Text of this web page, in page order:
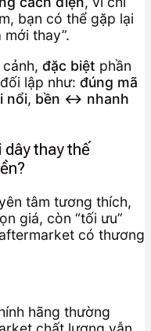
bạn có thể gặp lại
thay”.
đặc biệt phần
lập như: đúng mã
nổi, bền ↔ nhanh
dây thay thế
tâm tương thích,
giá, còn “tối ưu”
có thương
hãng thường